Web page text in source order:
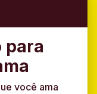
para
você ama